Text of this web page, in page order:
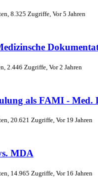
8.325 Zugriffe, Vor 5 Jahren
2.446 Zugriffe, Vor 2 Jahren
als FAMI - Med.
20.621 Zugriffe, Vor 19 Jahren
MDA
14.965 Zugriffe, Vor 16 Jahren